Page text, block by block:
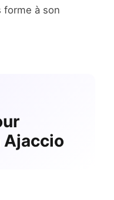
forme à son